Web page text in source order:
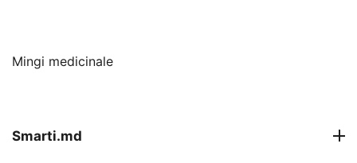
Mingi medicinale
Smarti.md